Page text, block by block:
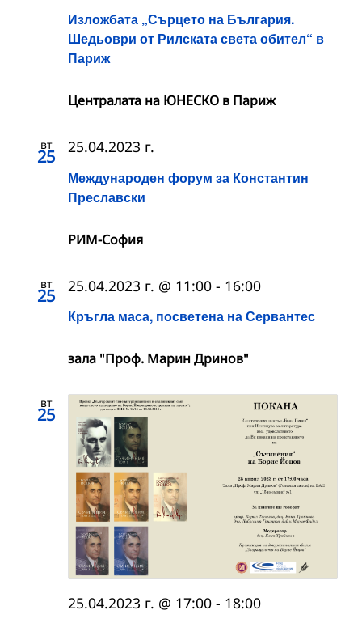
Изложбата „Сърцето на България.
Шедьоври от Рилската света обител“ в
Париж
Централата на ЮНЕСКО в Париж
вт
25
Международен форум за Константин
Преславски
25.04.2023 г.
РИМ-София
вт
25
Кръгла маса, посветена на Сервантес
25.04.2023 г. @ 11:00 - 16:00
зала "Проф. Марин Дринов"
вт
25
25.04.2023 г. @ 17:00 - 18:00